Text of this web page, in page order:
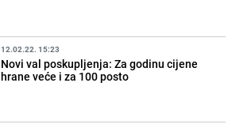
12.02.22. 15:23
Novi val poskupljenja: Za godinu cijene
hrane veće i za 100 posto